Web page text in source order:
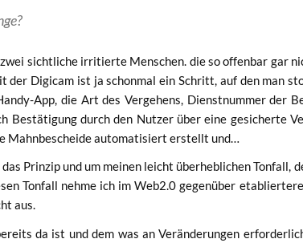
sicht­li­che irri­tier­te Men­schen. die so offen­bar gar
der Digi­cam ist ja schon­mal ein Schritt, auf den man
App, die Art des Ver­ge­hens, Dienst­num­mer der
Bestä­ti­gung durch den Nut­zer über eine gesi­cher­te
Mahn­be­schei­de auto­ma­ti­siert erstellt und…
Prin­zip und um mei­nen leicht über­heb­li­chen Ton­fall,
Ton­fall neh­me ich im Web2.0 gegen­über
aus.
da ist und dem was an Ver­än­de­run­gen